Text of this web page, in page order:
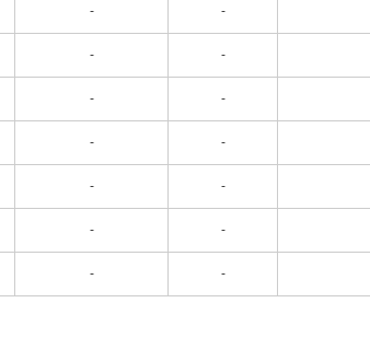
- -
- -
- -
- -
- -
- -
- -